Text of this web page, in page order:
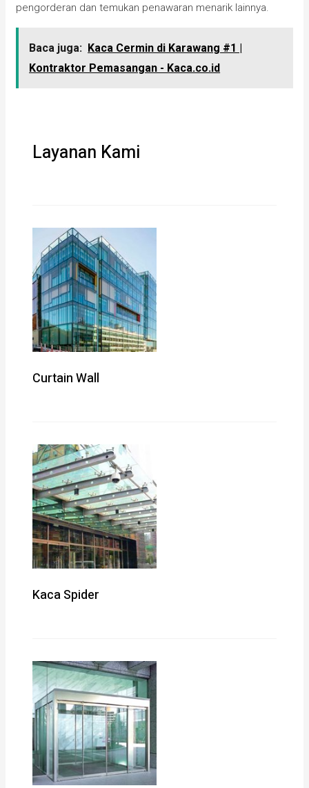
pengorderan dan temukan penawaran menarik lainnya.
Baca juga: Kaca Cermin di Karawang #1 |
Kontraktor Pemasangan - Kaca.co.id
Layanan Kami
Curtain Wall
Kaca Spider